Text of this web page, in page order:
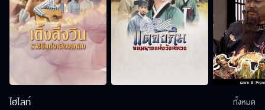
ไฮไลท์ ทั้งหมด